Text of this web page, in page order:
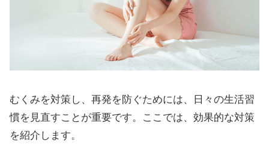
むくみを対策し、再発を防ぐためには、日々の生活習
慣を見直すことが重要です。ここでは、効果的な対策
を紹介します。